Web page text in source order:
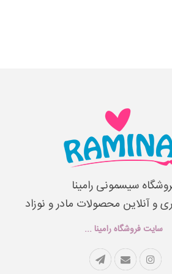
سیسمونی رامینا
آنلاین محصولات مادر و نوزاد
سایت فروشگاه رامینا ...